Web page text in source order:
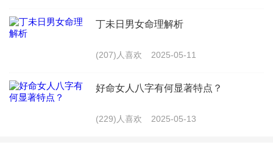
她们鼓励孩子勇敢尝试，不畏困难。在母水瓶的陪伴
下，孩子们学会了面对挑战，敢于追求自己的梦想。
育孩子的方式上，母水瓶总是愿意尝试新的教育方
法，为孩子的成长提供更多可能性。
丁未日男女命理解析
(207)人喜欢 2025-05-11
好命女人八字有何显著特点？
(229)人喜欢 2025-05-13